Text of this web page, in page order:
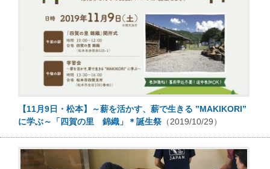
【11月9日・松本】～薪を活かす、薪で生きる ”MAKIKORI”
に学ぶ～「四賀の里 錦織」＊誕生祭 （2019/10/29）